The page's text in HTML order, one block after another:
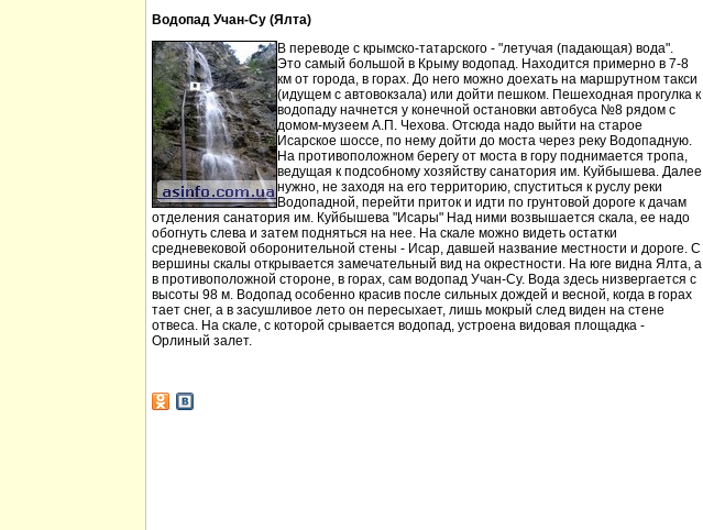
Водопад Учан-Су (Ялта)
В переводе с крымско-татарского - "летучая (падающая) вода".
Это самый большой в Крыму водопад. Находится примерно в 7-8
км от города, в горах. До него можно доехать на маршрутном такси
(идущем с автовокзала) или дойти пешком. Пешеходная прогулка к
водопаду начнется у конечной остановки автобуса №8 рядом с
домом-музеем А.П. Чехова. Отсюда надо выйти на старое
Исарское шоссе, по нему дойти до моста через реку Водопадную.
На противоположном берегу от моста в гору поднимается тропа,
ведущая к подсобному хозяйству санатория им. Куйбышева. Далее
нужно, не заходя на его территорию, спуститься к руслу реки
Водопадной, перейти приток и идти по грунтовой дороге к дачам
отделения санатория им. Куйбышева "Исары" Над ними возвышается скала, ее надо
обогнуть слева и затем подняться на нее. На скале можно видеть остатки
средневековой оборонительной стены - Исар, давшей название местности и дороге. С
вершины скалы открывается замечательный вид на окрестности. На юге видна Ялта, а
в противоположной стороне, в горах, сам водопад Учан-Су. Вода здесь низвергается с
высоты 98 м. Водопад особенно красив после сильных дождей и весной, когда в горах
тает снег, а в засушливое лето он пересыхает, лишь мокрый след виден на стене
отвеса. На скале, с которой срывается водопад, устроена видовая площадка -
Орлиный залет.